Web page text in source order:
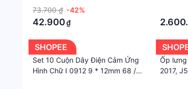
73.700 ₫ -42%
42.900₫
SHOPEE
Set 10 Cuộn Dây Điện Cảm Ứng
Hình Chữ I 0912 9 * 12mm 68 /
Ốp
2017,